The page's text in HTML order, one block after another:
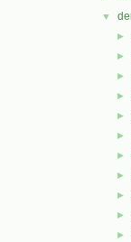
▼
►
►
►
►
►
►
►
►
►
►
►